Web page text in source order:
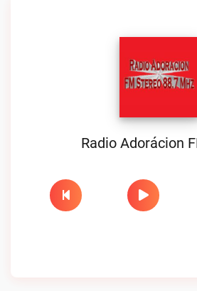
Radio Adorácion